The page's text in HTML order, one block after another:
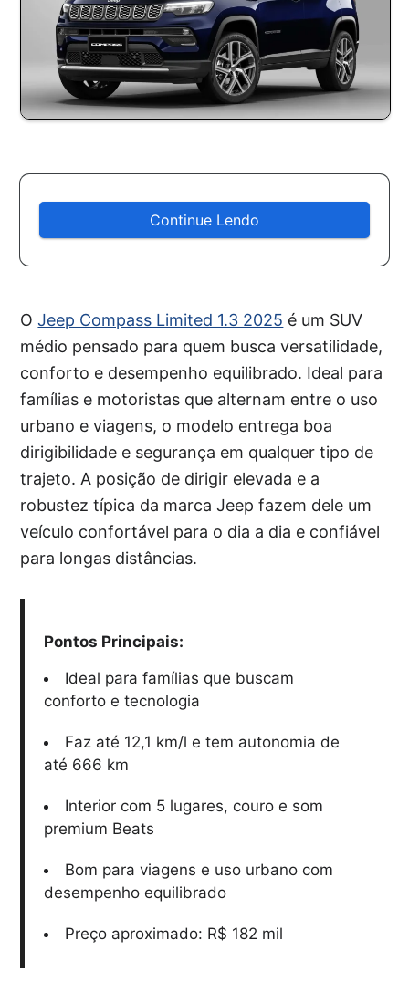
Continue Lendo
OJeep Compass Limited 1.3 2025 é um SUV
médio pensado para quem busca versatilidade,
conforto e desempenho equilibrado. Ideal para
famílias e motoristas que alternam entre o uso
urbano e viagens, o modelo entrega boa
dirigibilidade e segurança em qualquer tipo de
trajeto. A posição de dirigir elevada e a
robustez típica da marca Jeep fazem dele um
veículo confortável para o dia a dia e confiável
para longas distâncias.
Pontos Principais:
Ideal para famílias que buscam
conforto e tecnologia
Faz até 12,1 km/l e tem autonomia de
até 666 km
Interior com 5 lugares, couro e som
premium Beats
Bom para viagens e uso urbano com
desempenho equilibrado
Preço aproximado: R$ 182 mil